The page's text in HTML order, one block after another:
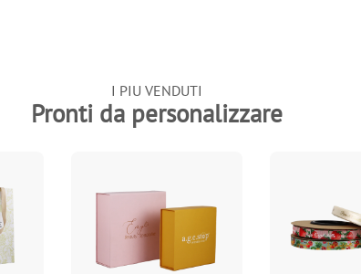
I PIU VENDUTI
Pronti da personalizzare